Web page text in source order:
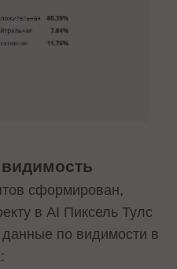
сформирован,
в AI Пиксель Тулс
по видимости в